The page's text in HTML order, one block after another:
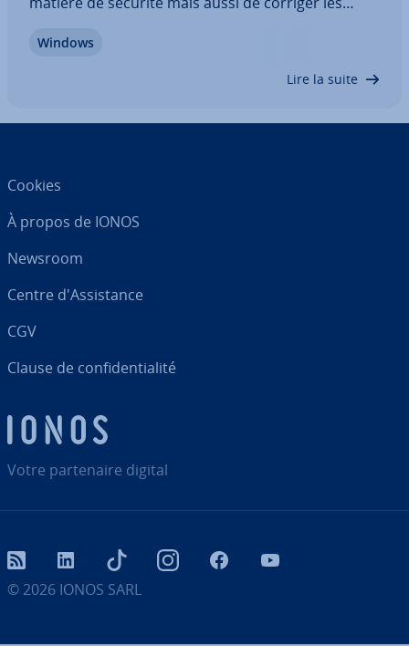
de mise à jour. Mais ce processus ne se déroule
Windows
Lire la suite
Votre par­te­naire digital
Cookies
À propos de IONOS
Newsroom
Centre d'As­sis­tance
CGV
Clause de con­fi­den­tia­lité
© 2026 IONOS SARL
RSS LinkedIn tiktok InstagramFacebook